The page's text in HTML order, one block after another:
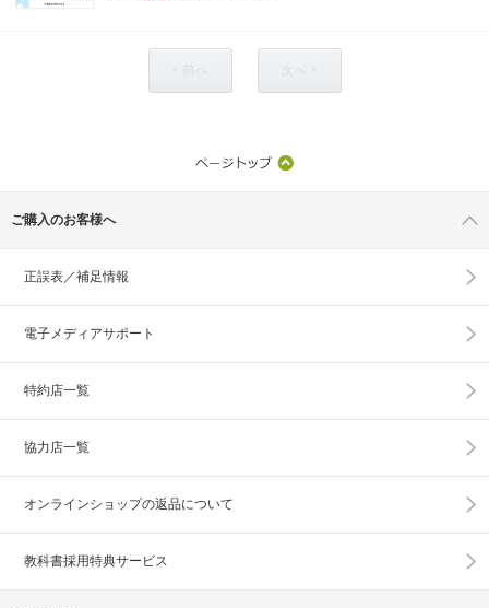
ご購入のお客様へ
正誤表／補足情報
電子メディアサポート
特約店一覧
協力店一覧
オンラインショップの返品について
教科書採用特典サービス